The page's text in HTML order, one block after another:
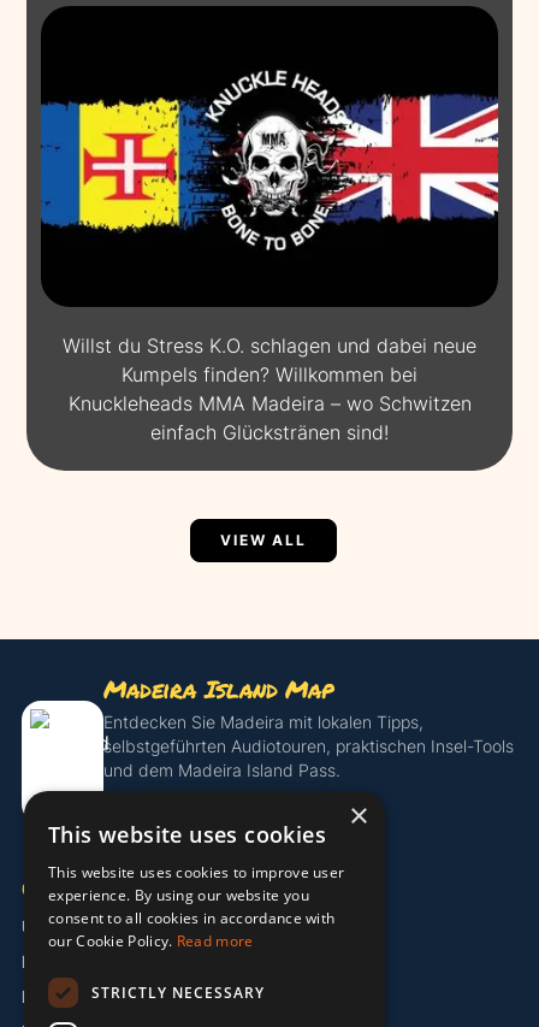
Willst du Stress K.O. schlagen und dabei neue
Kumpels finden? Willkommen bei
Knuckleheads MMA Madeira – wo Schwitzen
einfach Glückstränen sind!
VIEW ALL
Madeira Island Map
Entdecken Sie Madeira mit lokalen Tipps,
selbstgeführten Audiotouren, praktischen Insel-Tools
und dem Madeira Island Pass.
Island Pass entdecken
UNTERNEHMEN
Über uns
Partner
Kontakt
×
This website uses cookies
This website uses cookies to improve user
experience. By using our website you
consent to all cookies in accordance with
our Cookie Policy. Read more
STRICTLY NECESSARY